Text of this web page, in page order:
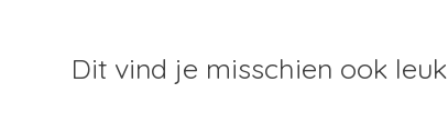
Dit vind je misschien ook leuk